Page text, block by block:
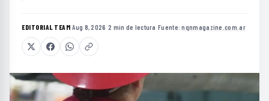
EDITORIAL TEAM·Aug 8, 2026 ·2 min de lectura ·Fuente:nqnmagazine.com.ar